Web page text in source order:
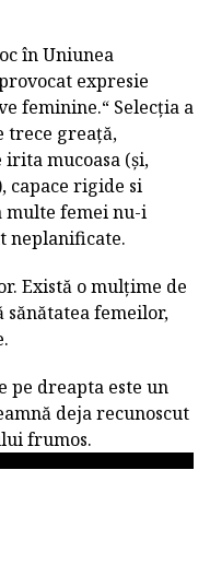
în Uniunea
expresie
feminine.“ Selecția a
trece greață,
mucoasa (și,
capace rigide si
multe femei nu-i
neplanificate.
Există o mulțime de
sănătatea femeilor,
pe dreapta este un
deja recunoscut
frumos.